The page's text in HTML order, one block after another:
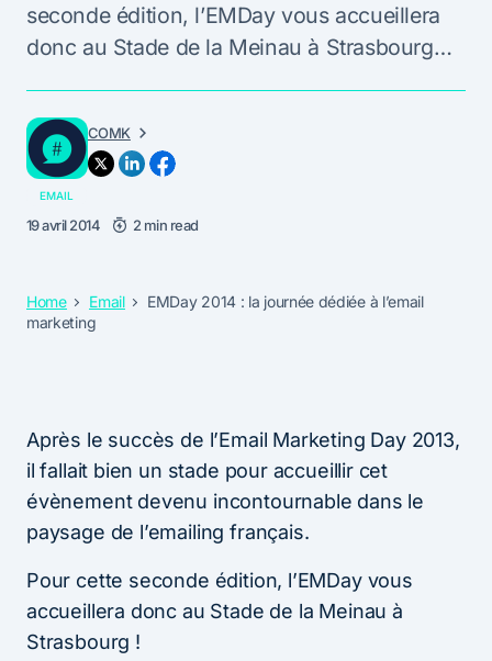
seconde édition, l’EMDay vous accueillera
donc au Stade de la Meinau à Strasbourg…
COMK
EMAIL
19 avril 2014 2 min read
Home Email
EMDay 2014 : la journée dédiée à l’email
marketing
Après le succès de l’Email Marketing Day 2013,
il fallait bien un stade pour accueillir cet
évènement devenu incontournable dans le
paysage de l’emailing français.
Pour cette seconde édition, l’EMDay vous
accueillera donc au Stade de la Meinau à
Strasbourg !